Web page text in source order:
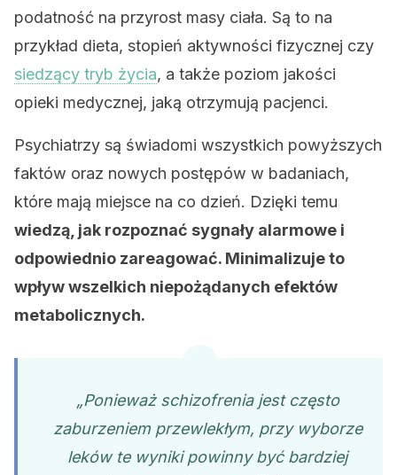
podatność na przyrost masy ciała. Są to na
przykład dieta, stopień aktywności fizycznej czy
siedzący tryb życia, a także poziom jakości
opieki medycznej, jaką otrzymują pacjenci.
Psychiatrzy są świadomi wszystkich powyższych
faktów oraz nowych postępów w badaniach,
które mają miejsce na co dzień. Dzięki temu
wiedzą, jak rozpoznać sygnały alarmowe i
odpowiednio zareagować. Minimalizuje to
wpływ wszelkich niepożądanych efektów
metabolicznych.
„Ponieważ schizofrenia jest często
zaburzeniem przewlekłym, przy wyborze
leków te wyniki powinny być bardziej